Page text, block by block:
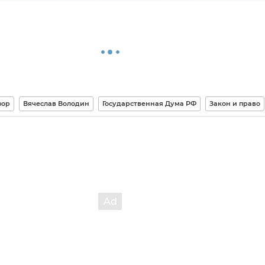
Вячеслав Володин Государственная Дума РФ Закон и право